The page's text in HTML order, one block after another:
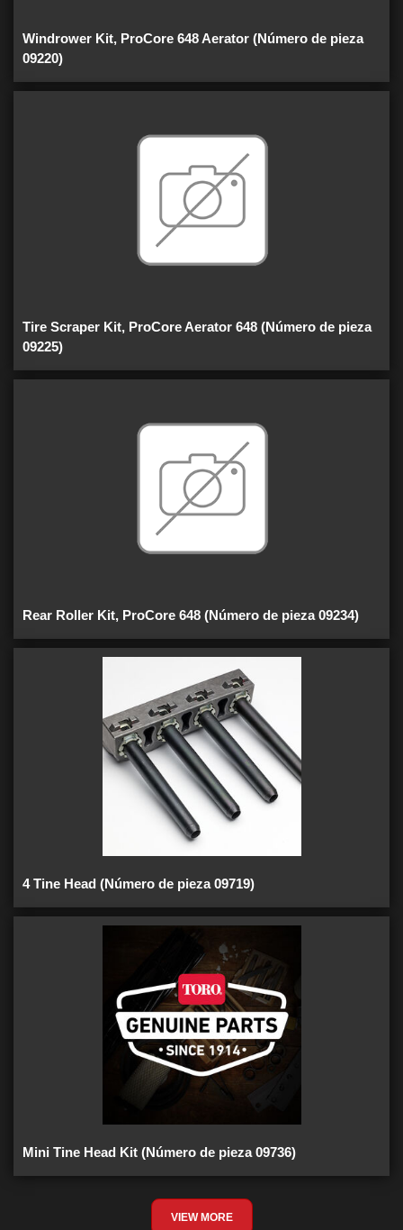
Windrower Kit, ProCore 648 Aerator (Número de pieza
09220)
Tire Scraper Kit, ProCore Aerator 648 (Número de pieza
09225)
Rear Roller Kit, ProCore 648 (Número de pieza 09234)
4 Tine Head (Número de pieza 09719)
Mini Tine Head Kit (Número de pieza 09736)
VIEW MORE